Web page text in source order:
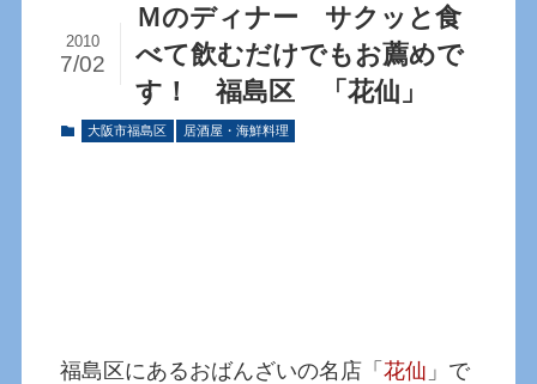
Ｍのディナー サクッと食
べて飲むだけでもお薦めで
す！ 福島区 「花仙」
2010
7/02
大阪市福島区 居酒屋・海鮮料理
福島区にあるおばんざいの名店「花仙 」で